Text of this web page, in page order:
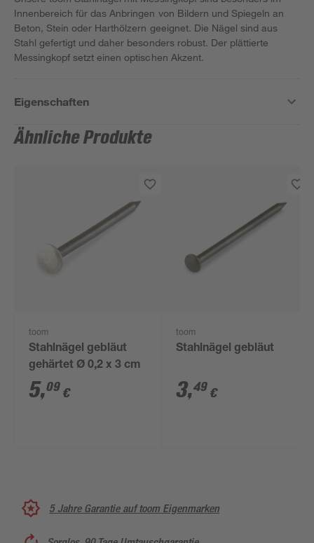
Innenbereich für das Anbringen von Bildern und Spiegeln an
Beton, Stein oder Harthölzern geeignet. Die Nägel sind aus
Stahl gefertigt und daher besonders robust. Der plättierte
Messingkopf setzt einen optischen Akzent.
Eigenschaften
Ähnliche Produkte
toom
Stahlnägel gebläut
gehärtet Ø 0,2 x 3 cm
5,09 €
toom
Stahlnägel gebläut
3,49 €
5 Jahre Garantie auf toom Eigenmarken